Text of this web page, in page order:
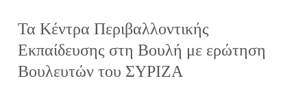
Τα Κέντρα Περιβαλλοντικής
Εκπαίδευσης στη Βουλή με ερώτηση
Βουλευτών του ΣΥΡΙΖΑ